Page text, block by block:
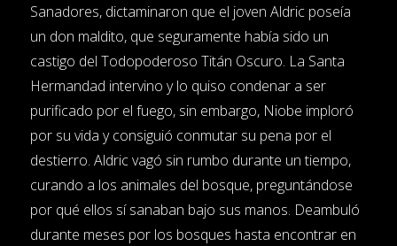
Sanadores, dictaminaron que el joven Aldric poseía
un don maldito, que seguramente había sido un
castigo del Todopoderoso Titán Oscuro. La Santa
Hermandad intervino y lo quiso condenar a ser
purificado por el fuego, sin embargo, Niobe imploró
por su vida y consiguió conmutar su pena por el
destierro. Aldric vagó sin rumbo durante un tiempo,
curando a los animales del bosque, preguntándose
por qué ellos sí sanaban bajo sus manos. Deambuló
durante meses por los bosques hasta encontrar en